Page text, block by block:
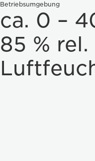
Betriebsumgebung
ca. 0 –
85 % rel.